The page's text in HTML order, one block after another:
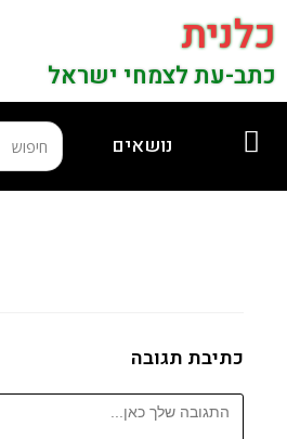
כלנית
כתב-עת לצמחי ישראל
נושאים
כתיבת תגובה